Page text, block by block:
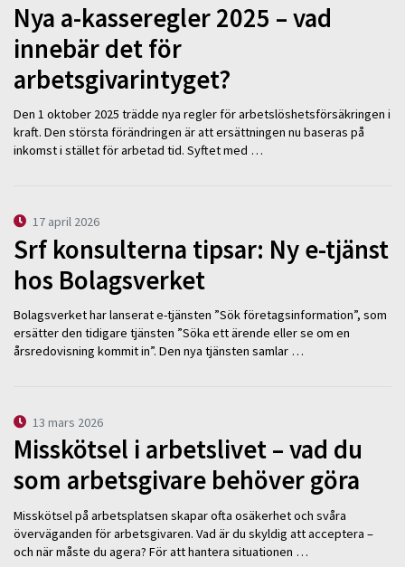
Nya a-kasseregler 2025 – vad
innebär det för
arbetsgivarintyget?
Den 1 oktober 2025 trädde nya regler för arbetslöshetsförsäkringen i
kraft. Den största förändringen är att ersättningen nu baseras på
inkomst i stället för arbetad tid. Syftet med …
17 april 2026
Srf konsulterna tipsar: Ny e-tjänst
hos Bolagsverket
Bolagsverket har lanserat e-tjänsten ”Sök företagsinformation”, som
ersätter den tidigare tjänsten ”Söka ett ärende eller se om en
årsredovisning kommit in”. Den nya tjänsten samlar …
13 mars 2026
Misskötsel i arbetslivet – vad du
som arbetsgivare behöver göra
Misskötsel på arbetsplatsen skapar ofta osäkerhet och svåra
överväganden för arbetsgivaren. Vad är du skyldig att acceptera –
och när måste du agera? För att hantera situationen …